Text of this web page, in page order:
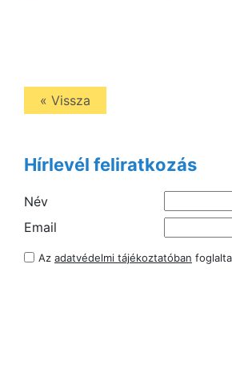
« Vissza
Hírlevél feliratkozás
Név
Email
Az adatvédelmi tájékoztatóban